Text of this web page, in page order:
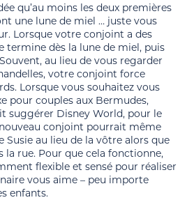
qu’au moins les deux premières
une lune de miel … juste vous
Lorsque votre conjoint a des
termine dès la lune de miel, puis
au lieu de vous regarder
votre conjoint force
Lorsque vous souhaitez vous
pour couples aux Bermudes,
suggérer Disney World, pour le
conjoint pourrait même
au lieu de la vôtre alors que
la rue. Pour que cela fonctionne,
flexible et sensé pour réaliser
vous aime – peu importe
enfants.